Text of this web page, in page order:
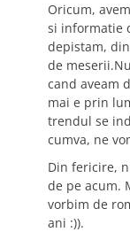
Oricum,
si informatie
depistam,
de
cand aveam
mai e prin
trendul se
cumva, ne
Din fericire,
de pe acum.
vorbim de
ani :)).